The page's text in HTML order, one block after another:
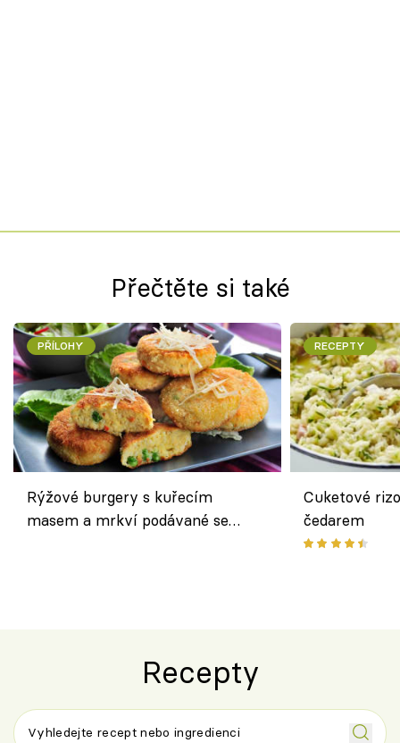
Přečtěte si také
PŘÍLOHY
Rýžové burgery s kuřecím
masem a mrkví podávané se
RECEPTY
Cuketové
čedarem
Recepty